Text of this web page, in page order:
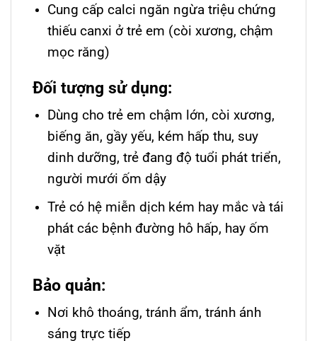
Cung cấp calci ngăn ngừa triệu chứng
thiếu canxi ở trẻ em (còi xương, chậm
mọc răng)
Đối tượng sử dụng:
Dùng cho trẻ em chậm lớn, còi xương,
biếng ăn, gầy yếu, kém hấp thu, suy
dinh dưỡng, trẻ đang độ tuổi phát triển,
người mưới ốm dậy
Trẻ có hệ miễn dịch kém hay mắc và tái
phát các bệnh đường hô hấp, hay ốm
vặt
Bảo quản:
Nơi khô thoáng, tránh ẩm, tránh ánh
sáng trực tiếp